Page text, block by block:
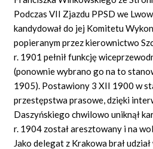
Podczas VII Zjazdu PPSD we
kandydował do jej Komitetu
popieranym przez kierownictwo
r. 1901 pełnił funkcję
(ponownie wybrano go na to
1905). Postawiony 3 XII 1900 w
przestępstwa prasowe, dzięki
Daszyńskiego chwilowo uniknął
r. 1904 został aresztowany i na
Jako delegat z Krakowa brał